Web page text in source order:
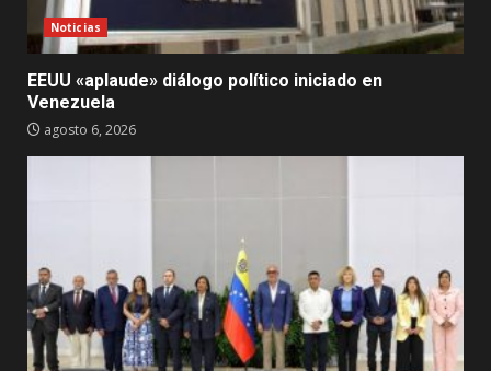
Noticias
EEUU «aplaude» diálogo político iniciado en
Venezuela
agosto 6, 2026